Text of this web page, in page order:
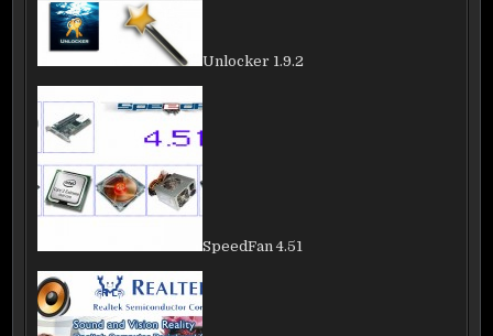
Unlocker 1.9.2
SpeedFan 4.51